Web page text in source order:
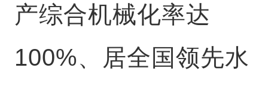
产综合机械化率达
100%、居全国领先水